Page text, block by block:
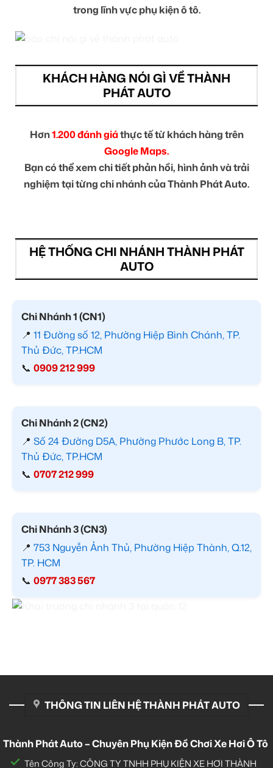
trong lĩnh vực phụ kiện ô tô.
KHÁCH HÀNG NÓI GÌ VỀ THÀNH
PHÁT AUTO
Hơn1.200 đánh giáthực tế từ khách hàng trên
Google Maps.
Bạn có thể xem chi tiết phản hồi, hình ảnh và trải
nghiệm tại từng chi nhánh của Thành Phát Auto.
HỆ THỐNG CHI NHÁNH THÀNH PHÁT
AUTO
Chi Nhánh 1 (CN1)
📍 11 Đường số 12, Phường Hiệp Bình Chánh, TP.
Thủ Đức, TP.HCM
📞 0909 212 999
Chi Nhánh 2 (CN2)
📍 Số 24 Đường D5A, Phường Phước Long B, TP.
Thủ Đức, TP.HCM
📞 0707 212 999
Chi Nhánh 3 (CN3)
📍 753 Nguyễn Ảnh Thủ, Phường Hiệp Thành, Q.12,
TP. HCM
📞 0977 383 567
THÔNG TIN LIÊN HỆ THÀNH PHÁT AUTO
Thành Phát Auto – Chuyên Phụ Kiện Đồ Chơi Xe Hơi Ô Tô
Tên Công Ty: CÔNG TY TNHH PHỤ KIỆN XE HƠI THÀNH